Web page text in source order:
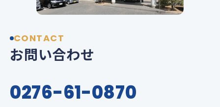
CONTACT
お問い合わせ
0276-61-0870